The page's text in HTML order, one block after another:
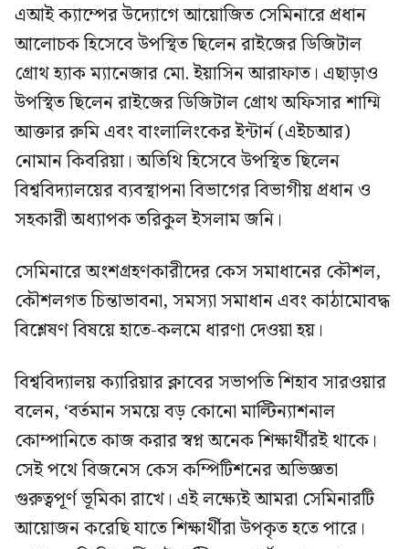
এআই ক্যাম্পের উদ্যোগে আয়োজিত সেমিনারে প্রধান
আলোচক হিসেবে উপস্থিত ছিলেন রাইজের ডিজিটাল
গ্রোথ হ্যাক ম্যানেজার মো. ইয়াসিন আরাফাত। এছাড়াও
উপস্থিত ছিলেন রাইজের ডিজিটাল গ্রোথ অফিসার শাম্মি
আক্তার রুমি এবং বাংলালিংকের ইন্টার্ন (এইচআর)
নোমান কিবরিয়া। অতিথি হিসেবে উপস্থিত ছিলেন
বিশ্ববিদ্যালয়ের ব্যবস্থাপনা বিভাগের বিভাগীয় প্রধান ও
সহকারী অধ্যাপক তরিকুল ইসলাম জনি।
সেমিনারে অংশগ্রহণকারীদের কেস সমাধানের কৌশল,
কৌশলগত চিন্তাভাবনা, সমস্যা সমাধান এবং কাঠামোবদ্ধ
বিশ্লেষণ বিষয়ে হাতে-কলমে ধারণা দেওয়া হয়।
বিশ্ববিদ্যালয় ক্যারিয়ার ক্লাবের সভাপতি শিহাব সারওয়ার
বলেন, ‘বর্তমান সময়ে বড় কোনো মাল্টিন্যাশনাল
কোম্পানিতে কাজ করার স্বপ্ন অনেক শিক্ষার্থীরই থাকে।
সেই পথে বিজনেস কেস কম্পিটিশনের অভিজ্ঞতা
গুরুত্বপূর্ণ ভূমিকা রাখে। এই লক্ষ্যেই আমরা সেমিনারটি
আয়োজন করেছি যাতে শিক্ষার্থীরা উপকৃত হতে পারে।